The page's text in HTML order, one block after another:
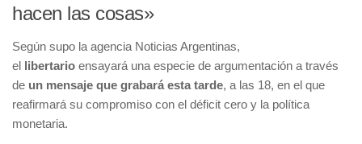
hacen las cosas»
Según supo la agencia Noticias Argentinas,
el libertario ensayará una especie de argumentación a través
de un mensaje que grabará esta tarde, a las 18, en el que
reafirmará su compromiso con el déficit cero y la política
monetaria.